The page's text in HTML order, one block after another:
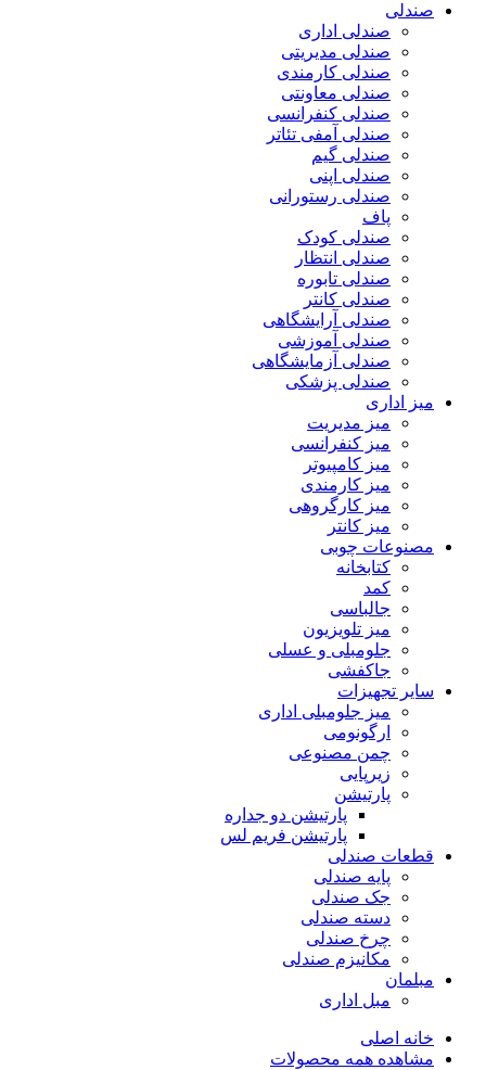
صندلی
صندلی اداری
صندلی مدیریتی
صندلی کارمندی
صندلی معاونتی
صندلی کنفرانسی
صندلی آمفی تئاتر
صندلی گیم
صندلی اپنی
صندلی رستورانی
پاف
صندلی کودک
صندلی انتظار
صندلی تابوره
صندلی کانتر
صندلی آرایشگاهی
صندلی آموزشی
صندلی آزمایشگاهی
صندلی پزشکی
میز اداری
میز مدیریت
میز کنفرانسی
میز کامپیوتر
میز کارمندی
میز کارگروهی
میز کانتر
مصنوعات چوبی
کتابخانه
کمد
جالباسی
میز تلویزیون
جلومبلی و عسلی
جاکفشی
سایر تجهیزات
میز جلومبلی اداری
ارگونومی
چمن مصنوعی
زیرپایی
پارتیشن
پارتیشن دو جداره
پارتیشن فریم لس
قطعات صندلی
پایه صندلی
جک صندلی
دسته صندلی
چرخ صندلی
مکانیزم صندلی
مبلمان
مبل اداری
خانه اصلی
مشاهده همه محصولات